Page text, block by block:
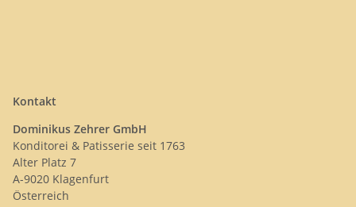
Kontakt
Dominikus Zehrer GmbH
Konditorei & Patisserie seit 1763
Alter Platz 7
A-9020 Klagenfurt
Österreich